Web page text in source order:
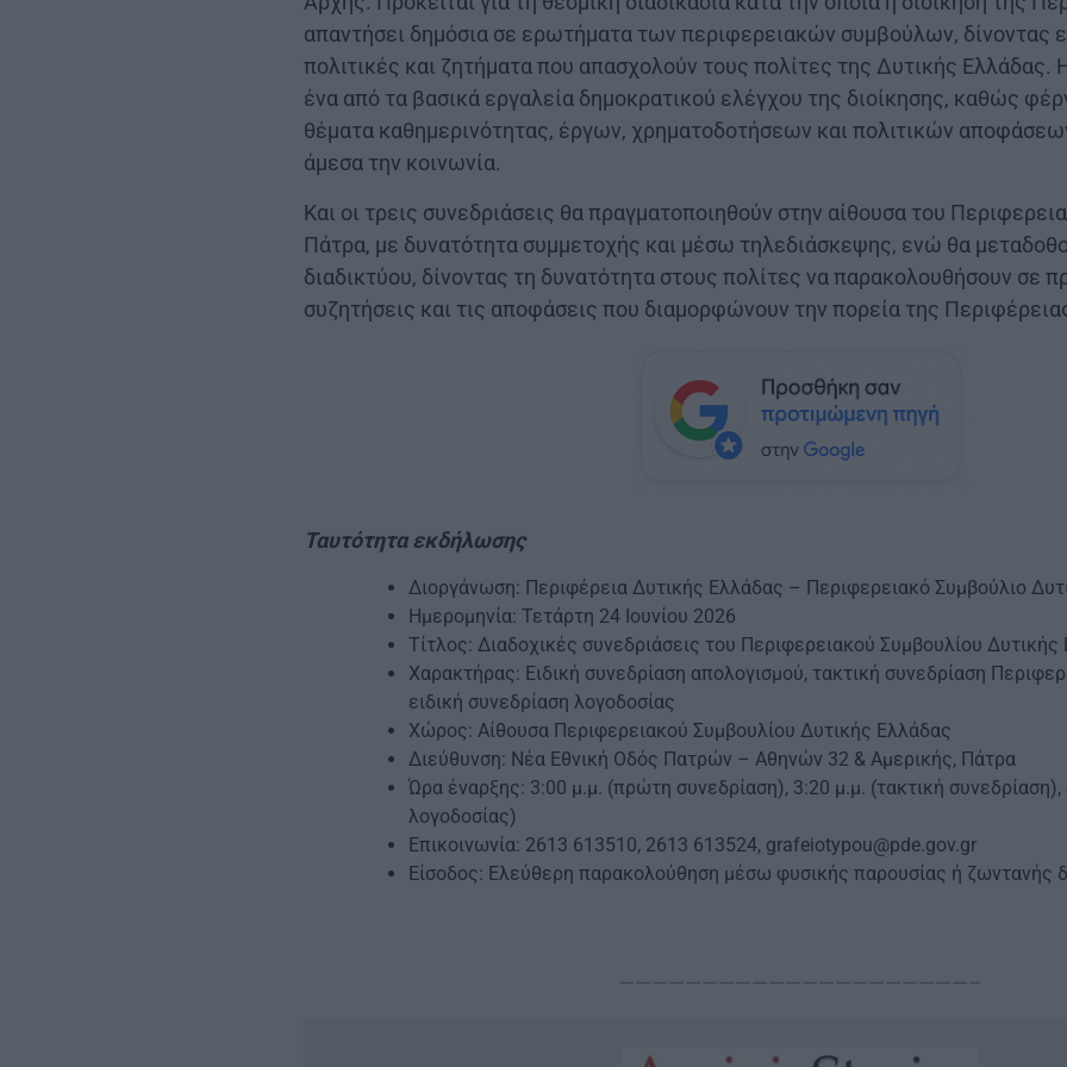
απαντήσει δημόσια σε ερωτήματα των περιφερειακών συμβούλων, δίνοντας
πολιτικές και ζητήματα που απασχολούν τους πολίτες της Δυτικής Ελλάδας.
ένα από τα βασικά εργαλεία δημοκρατικού ελέγχου της διοίκησης, καθώς
θέματα καθημερινότητας, έργων, χρηματοδοτήσεων και πολιτικών
άμεσα την κοινωνία.
Και οι τρεις συνεδριάσεις θα πραγματοποιηθούν στην αίθουσα του
Πάτρα, με δυνατότητα συμμετοχής και μέσω τηλεδιάσκεψης, ενώ θα
διαδικτύου, δίνοντας τη δυνατότητα στους πολίτες να παρακολουθήσουν σε
συζητήσεις και τις αποφάσεις που διαμορφώνουν την πορεία της
Ταυτότητα εκδήλωσης
Διοργάνωση: Περιφέρεια Δυτικής Ελλάδας – Περιφερειακό Συμβούλιο
Ημερομηνία: Τετάρτη 24 Ιουνίου 2026
Τίτλος: Διαδοχικές συνεδριάσεις του Περιφερειακού Συμβουλίου
Χαρακτήρας: Ειδική συνεδρίαση απολογισμού, τακτική συνεδρίαση
ειδική συνεδρίαση λογοδοσίας
Χώρος: Αίθουσα Περιφερειακού Συμβουλίου Δυτικής Ελλάδας
Διεύθυνση: Νέα Εθνική Οδός Πατρών – Αθηνών 32 & Αμερικής, Πάτρα
Ώρα έναρξης: 3:00 μ.μ. (πρώτη συνεδρίαση), 3:20 μ.μ. (τακτική
λογοδοσίας)
Επικοινωνία: 2613 613510, 2613 613524, grafeiotypou@pde.gov.gr
Είσοδος: Ελεύθερη παρακολούθηση μέσω φυσικής παρουσίας ή ζωντανής
—————————————————————–